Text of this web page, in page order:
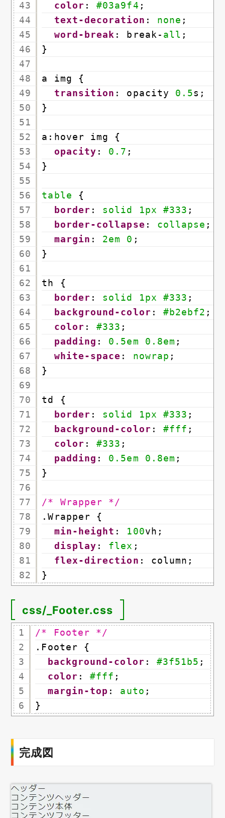
43
44
45
46
47
48
49
50
51
52
53
54
55
56
57
58
59
60
61
62
63
64
65
66
67
68
69
70
71
72
73
74
75
76
77
78
79
80
81
82
color : #03a9f4 ;
text-decoration : none ;
word-break : break- all ;
}
a img {
transition : opacity 0.5s;
}
a:hover img {
opacity : 0.7 ;
}
table
{
border : solid 1px #333 ;
border-collapse : collapse ;
margin : 2em 0 ;
}
th {
border : solid 1px #333 ;
background-color : #b2ebf2 ;
color : #333 ;
padding : 0.5em 0.8em ;
white-space : nowrap ;
}
td {
border : solid 1px #333 ;
background-color : #fff ;
color : #333 ;
padding : 0.5em 0.8em ;
}
/* Wrapper */
.Wrapper {
min-height : 100vh;
display : flex ;
flex-direction : column;
}
css/_Footer.css
1
2
3
4
5
6
/* Footer */
.Footer {
background-color : #3f51b5 ;
color : #fff ;
margin-top : auto ;
}
完成図